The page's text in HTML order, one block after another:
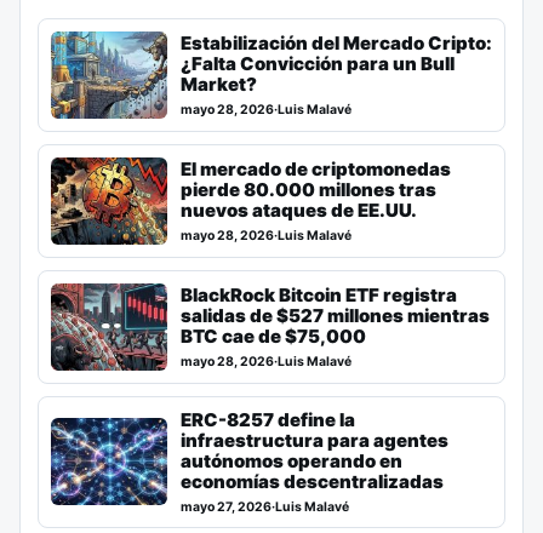
Estabilización del Mercado Cripto:
¿Falta Convicción para un Bull
Market?
mayo 28, 2026·Luis Malavé
El mercado de criptomonedas
pierde 80.000 millones tras
nuevos ataques de EE.UU.
mayo 28, 2026·Luis Malavé
BlackRock Bitcoin ETF registra
salidas de $527 millones mientras
BTC cae de $75,000
mayo 28, 2026·Luis Malavé
ERC-8257 define la
infraestructura para agentes
autónomos operando en
economías descentralizadas
mayo 27, 2026·Luis Malavé